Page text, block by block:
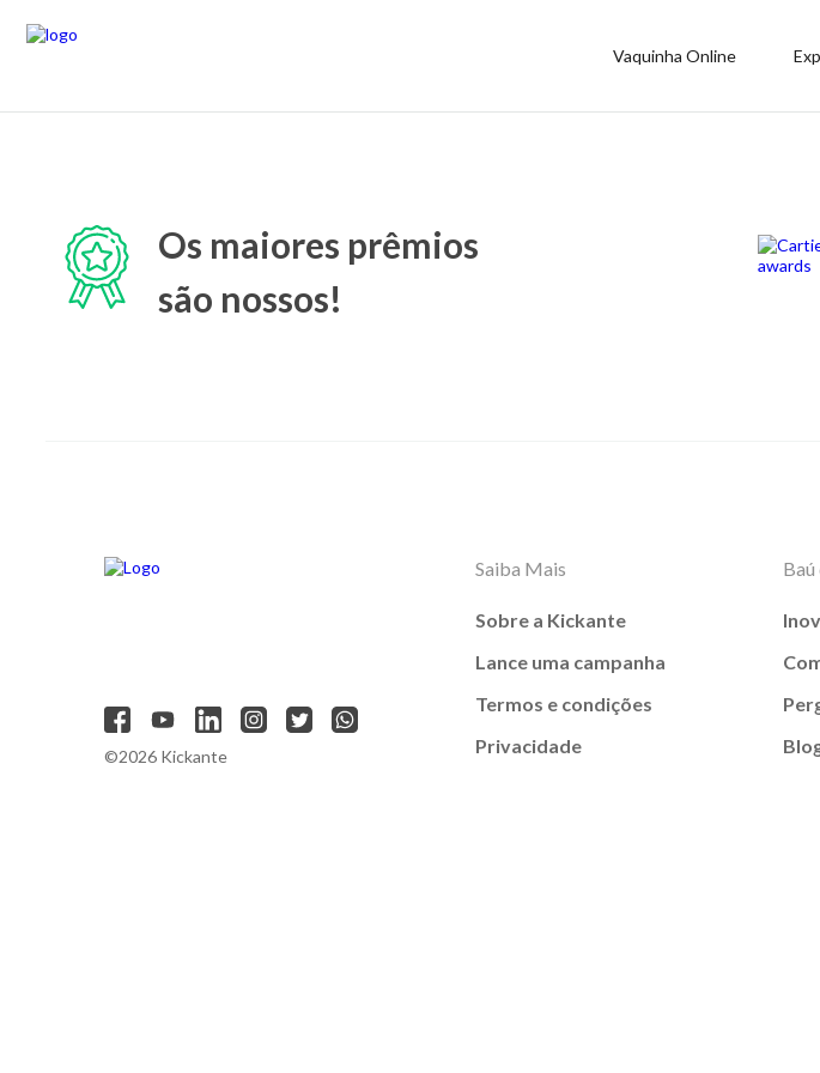
Vaquinha Online
Os maiores prêmios
são nossos!
©2026 Kickante
Saiba Mais
Sobre a Kickante
Lance uma campanha
Termos e condições
Privacidade
Baú